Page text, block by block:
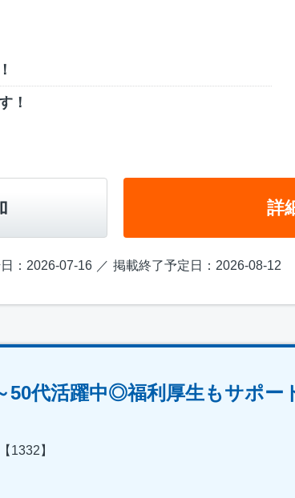
！
詳
：2026-07-16 掲載終了予定日：2026-08-12
50代活躍中◎福利厚生もサポー
1332】